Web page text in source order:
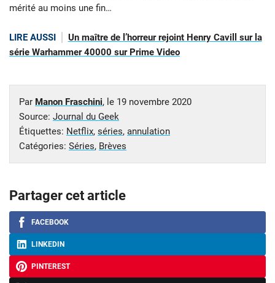
mérité au moins une fin…
LIRE AUSSI
Un maître de l’horreur rejoint Henry Cavill sur la
série Warhammer 40000 sur Prime Video
Par Manon Fraschini, le 19 novembre 2020
Source: Journal du Geek
Étiquettes: Netflix, séries, annulation
Catégories: Séries, Brèves
Partager cet article
FACEBOOK
LINKEDIN
PINTEREST